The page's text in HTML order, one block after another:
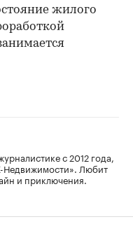
жилого
с 2012 года,
Недвижимости». Любит
и приключения.